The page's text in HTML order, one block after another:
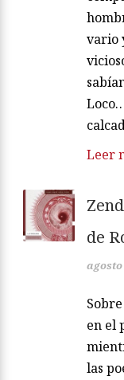
vario
Leer
de
agosto
en el
las